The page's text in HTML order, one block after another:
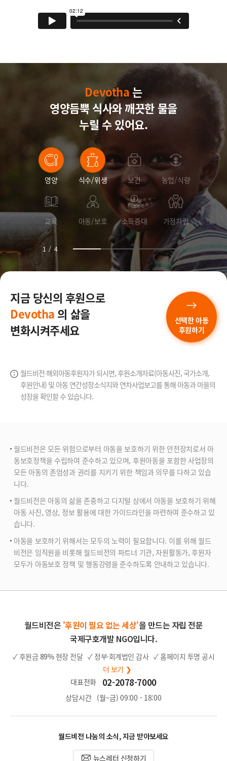
Devotha 는
영양듬뿍 식사와깨끗한 물을
누릴 수 있어요.
Devotha
Devotha
Devotha
영양 식수/위생 보건 농업/식량
교육 아동/보호 소득증대 가정자립
1 / 4
지금 당신의 후원으로
Devotha 의 삶을
변화시켜주세요
월드비전 해외아동후원자가 되시면, 후원소개자료(아동사진, 국가소개,
후원안내) 및 아동 연간성장소식지와연차사업보고를 통해 아동과 마을의
성장을 확인할 수 있습니다.
선택한 아동
후원하기
월드비전은 모든 위험으로부터 아동을 보호하기 위한 안전장치로서 아
동보호정책을 수립하여 준수하고 있으며, 후원아동을 포함한 사업장의
모든 아동의 존엄성과 권리를 지키기 위한 책임과 의무를 다하고 있습
니다.
월드비전은 아동의 삶을 존중하고 디지털 상에서 아동을 보호하기 위해
아동 사진, 영상, 정보 활용에 대한 가이드라인을 마련하여 준수하고 있
습니다.
아동을 보호하기 위해서는 모두의 노력이 필요합니다. 이를 위해 월드
비전은 임직원을 비롯해 월드비전의 파트너 기관, 자원활동가, 후원자
모두가 아동보호 정책 및 행동강령을 준수하도록 안내하고 있습니다.
월드비전은 '후원이 필요 없는 세상'을 만드는 자립 전문
국제구호개발 NGO입니다.
✓ 후원금 89%현장 전달 ✓ 정부·회계법인 감사 ✓ 홈페이지 투명 공시
더 보기 ❯
대표전화
02-2078-7000
상담시간 (월~금) 09:00 - 18:00
월드비전 나눔의 소식, 지금 받아보세요
뉴스레터 신청하기